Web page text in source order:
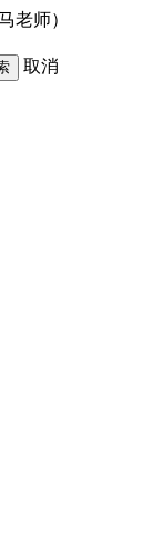
老师）
取消